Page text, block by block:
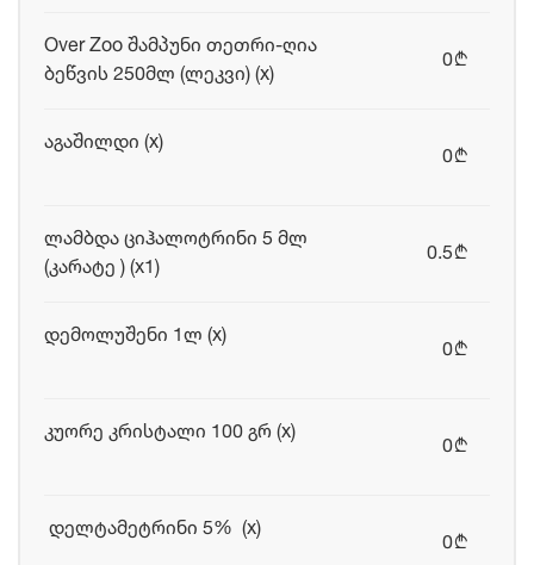
Over Zoo შამპუნი თეთრი-ღია
ბეწვის 250მლ (ლეკვი) (x)
0b
აგაშილდი (x)
0b
ლამბდა ციჰალოტრინი 5 მლ
(კარატე ) (x1)
0.5b
დემოლუშენი 1ლ (x)
0b
კუორე კრისტალი 100 გრ (x)
0b
დელტამეტრინი 5% (x)
0b